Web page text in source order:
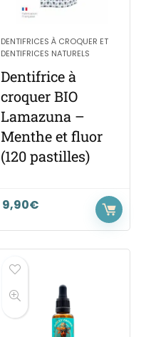
DENTIFRICES À CROQUER ET
DENTIFRICES NATURELS
Dentifrice à
croquer BIO
Lamazuna –
Menthe et fluor
(120 pastilles)
9,90€